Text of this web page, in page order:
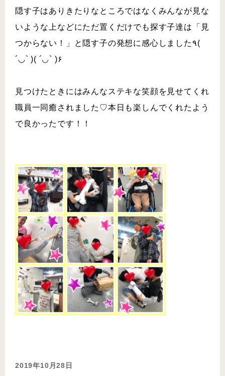
隠す子はありきたりなところではなくみんなが見な
いような上などにただ置くだけでも探す子達は「見
つからない！」と隠す子の発想に感心しました٩(
´◡` )( ´◡` )۶
見つけたときにはみんなステキな笑顔を見せてくれ
職員一同癒されました♡本日も楽しんでくれたよう
で良かったです！！
2019年10月28日